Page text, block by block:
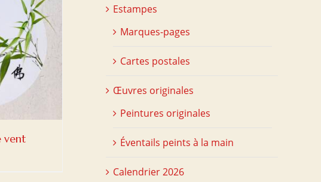
vent
Estampes
Marques-pages
Cartes postales
Œuvres originales
Peintures originales
Éventails peints à la main
Calendrier 2026